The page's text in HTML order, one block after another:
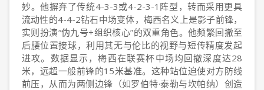
妙。他摒弃了传统4-3-3或4-2-3-1阵型，转而采用更具
流动性的4-4-2钻石中场变体，梅西名义上是影子前锋，
实则扮演“伪九号+组织核心”的双重角色。他频繁回撤至
后腰位置接球，利用其无与伦比的视野与短传精度发起
进攻。数据显示，梅西在联赛杯中场均回撤深度达28
米，远超一般前锋的15米基准。这种站位迫使对方防线
前压，从而为两侧边锋（如罗伯特·泰勒与坎帕纳）创造